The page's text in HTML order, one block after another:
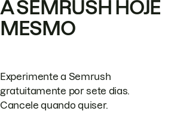
A SEMRUSH HOJE
MESMO
Experimente a Semrush
gratuitamente por sete dias.
Cancele quando quiser.